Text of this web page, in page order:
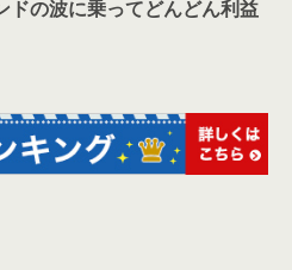
ドの波に乗ってどんどん利益